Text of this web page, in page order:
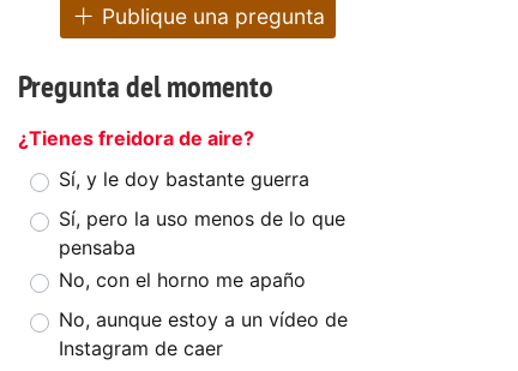
Publique una pregunta
Pregunta del momento
¿Tienes freidora de aire?
Sí, y le doy bastante guerra
Sí, pero la uso menos de lo que
pensaba
No, con el horno me apaño
No, aunque estoy a un vídeo de
Instagram de caer